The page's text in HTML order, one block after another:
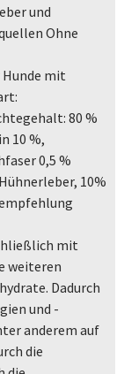
und
Ohne
mit
80 %
10 %,
0,5 %
10%
mit
weiteren
Dadurch
und -
anderem auf
die